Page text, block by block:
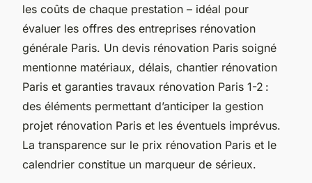
les coûts de chaque prestation – idéal pour
évaluer les offres des entreprises rénovation
générale Paris. Un devis rénovation Paris soigné
mentionne matériaux, délais, chantier rénovation
Paris et garanties travaux rénovation Paris 1-2 :
des éléments permettant d’anticiper la gestion
projet rénovation Paris et les éventuels imprévus.
La transparence sur le prix rénovation Paris et le
calendrier constitue un marqueur de sérieux.